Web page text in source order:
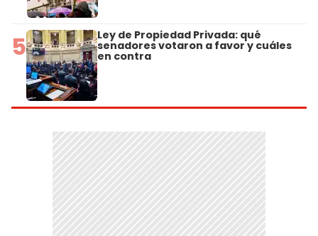
5 Ley de Propiedad Privada: qué
senadores votaron a favor y cuáles
en contra